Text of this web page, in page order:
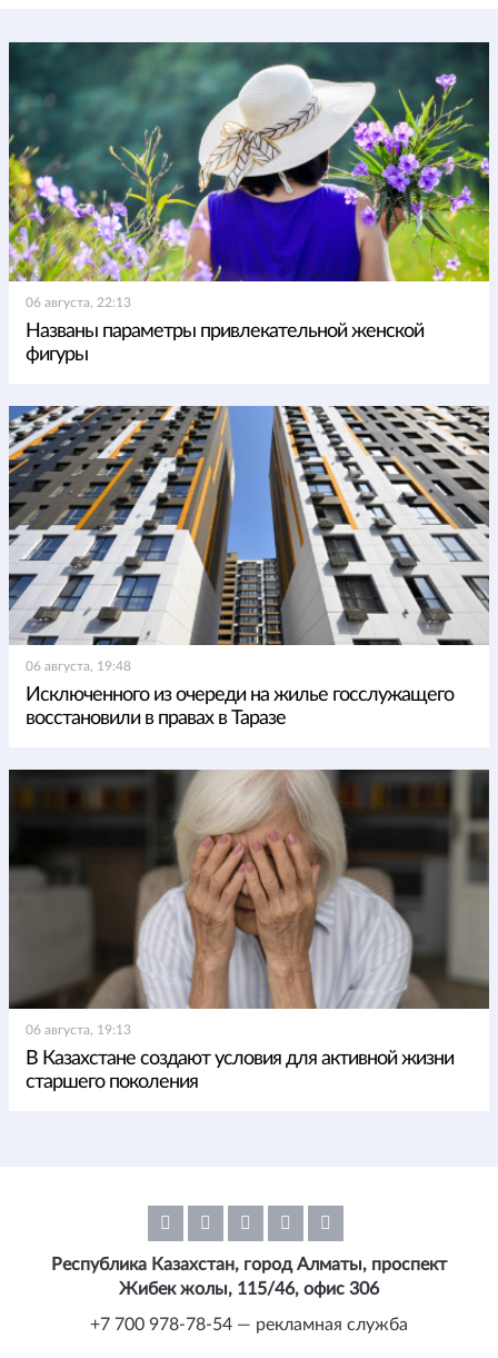
06 августа, 22:13
Названы параметры привлекательной женской
фигуры
06 августа, 19:48
Исключенного из очереди на жилье госслужащего
восстановили в правах в Таразе
06 августа, 19:13
В Казахстане создают условия для активной жизни
старшего поколения
Республика Казахстан, город Алматы, проспект
Жибек жолы, 115/46, офис 306
+7 700 978-78-54 — рекламная служба